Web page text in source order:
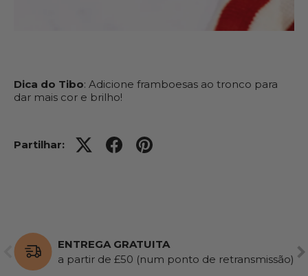
Dica do Tibo: Adicione framboesas ao tronco para
dar mais cor e brilho!
Partilhar:
ANTERIOR
ENTREGA GRATUITA
a partir de £50 (num ponto de retransmissão)